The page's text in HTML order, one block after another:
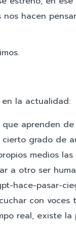
nos hacen
la actualidad:
aprenden
grado de
medios
a otro ser
hace-pasar-
con voces
real, existe